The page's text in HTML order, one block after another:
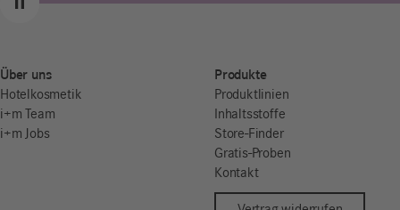
Zurück
Weiter
Pause
Über uns
Hotelkosmetik
i+m Team
i+m Jobs
Produkte
Produktlinien
Inhaltsstoffe
Store-Finder
Gratis-Proben
Kontakt